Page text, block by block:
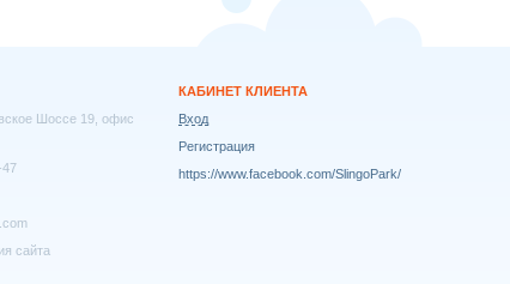
Шоссе 19, офис
47
сайта
КАБИНЕТ КЛИЕНТА
Вход
Регистрация
https://www.facebook.com/SlingoPark/